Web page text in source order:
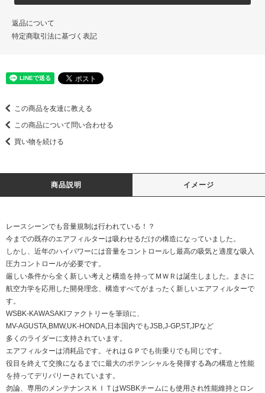
返品について
特定商取引法に基づく表記
この商品を友達に教える
この商品について問い合わせる
買い物を続ける
商品説明 イメージ
レースシーンでも音量規制は行われている！？
今までの既存のエアフィルターは吸わせるだけの構造になっていました。
しかし、近年のハイパワーには音量をコントロールし最高の吸気と適度な吸入
圧力コントロールが必要です。
厳しい条件から全く新しい考えと構造を持ってＭＷＲは誕生しました。まさに
航空力学を応用した開発理念、構造すべてがまったく新しいエアフィルターで
す。
WSBK-KAWASAKIファクトリーを筆頭に、
MV-AGUSTA,BMW,UK-HONDA,日本国内でもJSB,J-GP,ST,JPなど
多くのライダーに支持されています。
エアフィルターは消耗品です。それはＧＰでも街乗りでも同じです。
役目を終えて交換になるまでに最大のポテンシャルを発揮する為の構造と性能
を持ってデリバリーされています。
勿論、専用のメンテナンスＫＩＴはWSBKチームにも使用され性能維持とロン